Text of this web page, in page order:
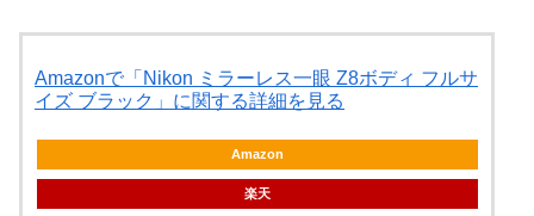
Amazonで「Nikon ミラーレス一眼 Z8ボディ フルサ
イズ ブラック」に関する詳細を見る
Amazon
楽天